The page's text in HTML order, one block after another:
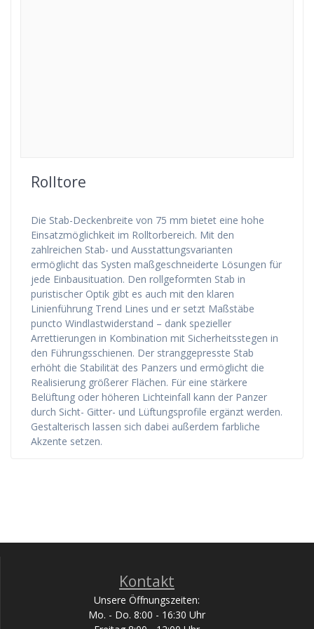
Rolltore
Die Stab-Deckenbreite von 75 mm bietet eine hohe
Einsatzmöglichkeit im Rolltorbereich. Mit den
zahlreichen Stab- und Ausstattungsvarianten
ermöglicht das Systen maßgeschneiderte Lösungen für
jede Einbausituation. Den rollgeformten Stab in
puristischer Optik gibt es auch mit den klaren
Linienführung Trend Lines und er setzt Maßstäbe
puncto Windlastwiderstand – dank spezieller
Arrettierungen in Kombination mit Sicherheitsstegen in
den Führungsschienen. Der stranggepresste Stab
erhöht die Stabilität des Panzers und ermöglicht die
Realisierung größerer Flächen. Für eine stärkere
Belüftung oder höheren Lichteinfall kann der Panzer
durch Sicht- Gitter- und Lüftungsprofile ergänzt werden.
Gestalterisch lassen sich dabei außerdem farbliche
Akzente setzen.
Kontakt
Unsere Öffnungszeiten:
Mo. - Do. 8:00 - 16:30 Uhr